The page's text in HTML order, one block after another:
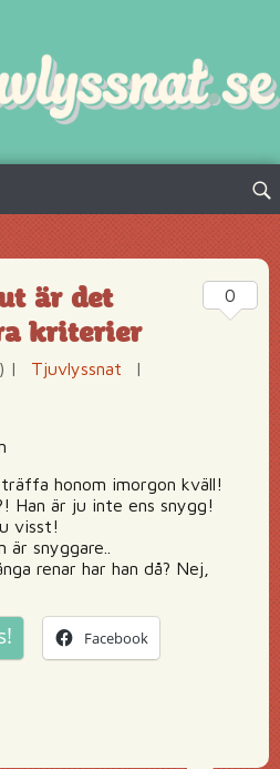
Sök
är det
kriterier
| Tjuvlyssnat
|
honom imorgon kväll!
Han är ju inte ens snygg!
visst!
snyggare..
renar har han då? Nej,
Facebook
0